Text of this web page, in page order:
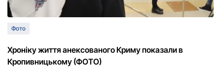
Фото
Хронiку життя анексованого Криму показали в
Кропивницькому (ФОТО)